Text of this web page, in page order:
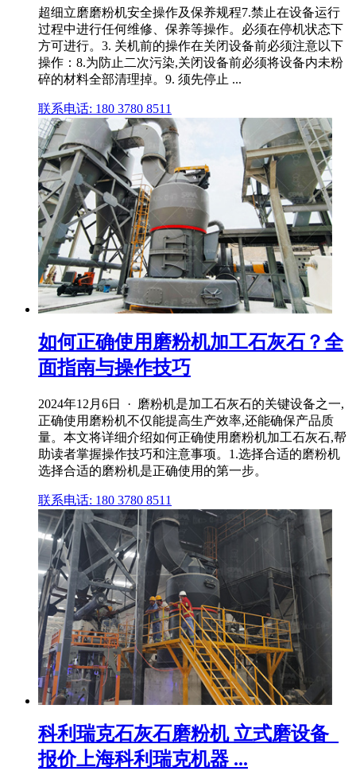
超细立磨磨粉机安全操作及保养规程7.禁止在设备运行
过程中进行任何维修、保养等操作。必须在停机状态下
方可进行。3. 关机前的操作在关闭设备前必须注意以下
操作：8.为防止二次污染,关闭设备前必须将设备内未粉
碎的材料全部清理掉。9. 须先停止 ...
联系电话: 180 3780 8511
如何正确使用磨粉机加工石灰石？全
面指南与操作技巧
2024年12月6日 · 磨粉机是加工石灰石的关键设备之一,
正确使用磨粉机不仅能提高生产效率,还能确保产品质
量。本文将详细介绍如何正确使用磨粉机加工石灰石,帮
助读者掌握操作技巧和注意事项。1.选择合适的磨粉机
选择合适的磨粉机是正确使用的第一步。
联系电话: 180 3780 8511
科利瑞克石灰石磨粉机 立式磨设备_
报价上海科利瑞克机器 ...